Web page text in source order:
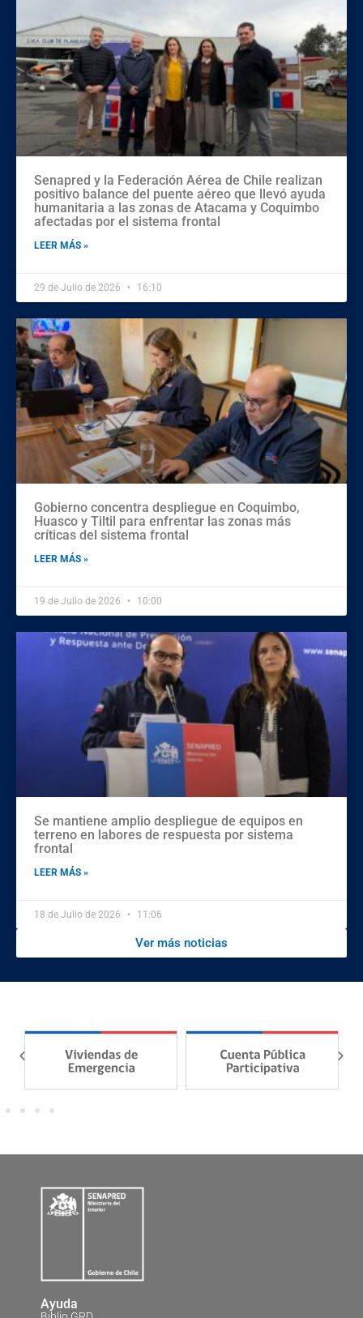
Senapred y la Federación Aérea de Chile realizan
positivo balance del puente aéreo que llevó ayuda
humanitaria a las zonas de Atacama y Coquimbo
afectadas por el sistema frontal
LEER MÁS »
29 de Julio de 2026 16:10
Gobierno concentra despliegue en Coquimbo,
Huasco y Tiltil para enfrentar las zonas más
críticas del sistema frontal
LEER MÁS »
19 de Julio de 2026 10:00
Se mantiene amplio despliegue de equipos en
terreno en labores de respuesta por sistema
frontal
LEER MÁS »
18 de Julio de 2026 11:06
Ver más noticias
Ayuda